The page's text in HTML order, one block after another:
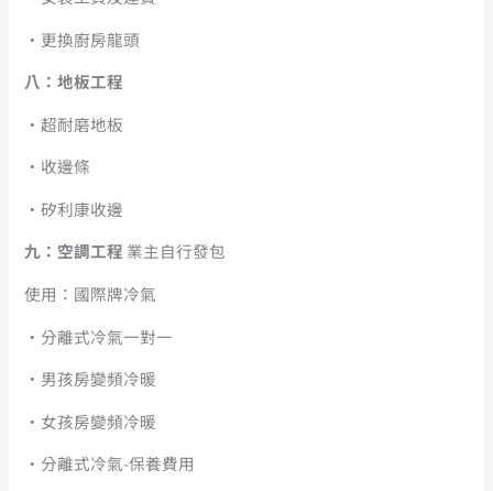
・更換廚房龍頭
八：地板工程
・超耐磨地板
・收邊條
・矽利康收邊
九：空調工程 業主自行發包
使用：國際牌冷氣
・分離式冷氣一對一
・男孩房變頻冷暖
・女孩房變頻冷暖
・分離式冷氣-保養費用